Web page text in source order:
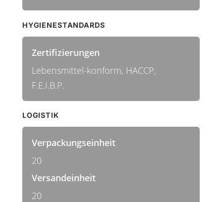
HYGIENESTANDARDS
Zertifizierungen
Lebensmittel-konform, HACCP,
F.E.I.B.P.
LOGISTIK
Verpackungseinheit
20
Versandeinheit
20